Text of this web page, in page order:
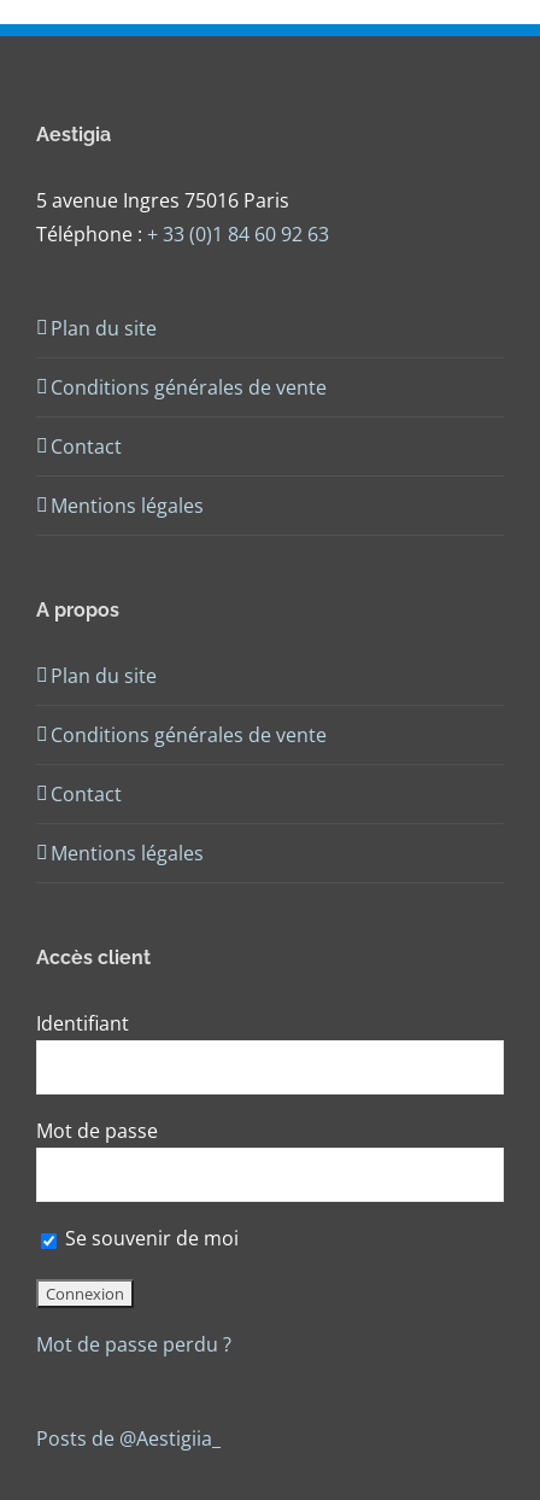
Aestigia
5 avenue Ingres 75016 Paris
Téléphone : + 33 (0)1 84 60 92 63
Plan du site
Conditions générales de vente
Contact
Mentions légales
A propos
Plan du site
Conditions générales de vente
Contact
Mentions légales
Accès client
Identifiant
Mot de passe
Se souvenir de moi
Mot de passe perdu ?
Posts de @Aestigiia_